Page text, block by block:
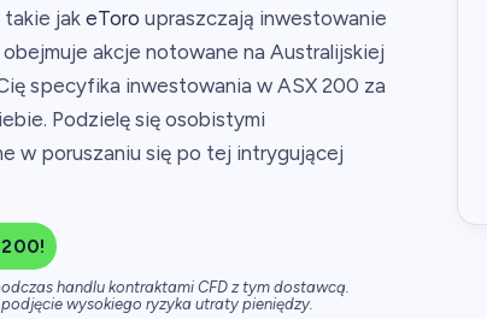
jak eToro upraszczają inwestowanie
akcje notowane na Australijskiej
specyfika inwestowania w ASX 200 za
Podzielę się osobistymi
w poruszaniu się po tej intrygującej
handlu kontraktami CFD z tym dostawcą.
wysokiego ryzyka utraty pieniędzy.